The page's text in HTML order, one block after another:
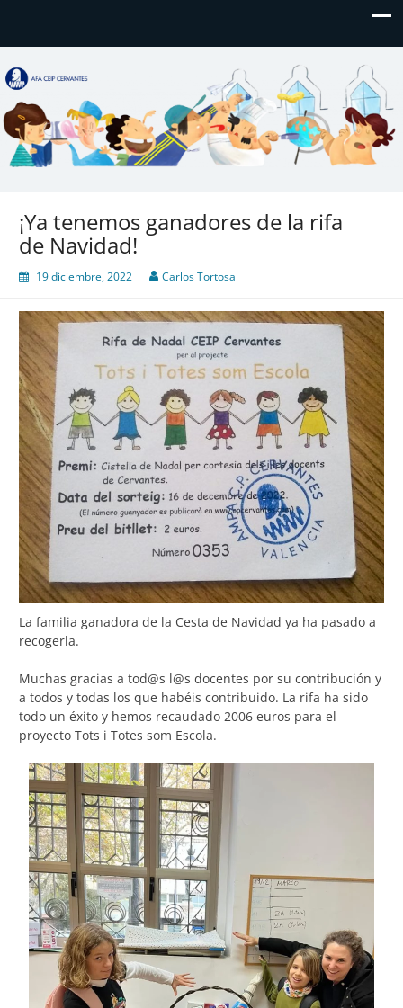
AFA CEIP Cervantes València
AFA CEIP Cervantes València
¡Ya tenemos ganadores de la rifa
de Navidad!
19 diciembre, 2022 Carlos Tortosa
La familia ganadora de la Cesta de Navidad ya ha pasado a
recogerla.
Muchas gracias a tod@s l@s docentes por su contribución y
a todos y todas los que habéis contribuido. La rifa ha sido
todo un éxito y hemos recaudado 2006 euros para el
proyecto Tots i Totes som Escola.